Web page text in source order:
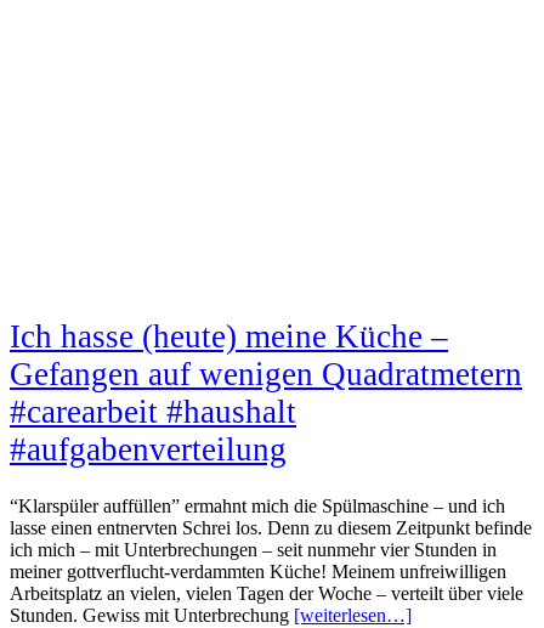
Ich hasse (heute) meine Küche –
Gefangen auf wenigen Quadratmetern
#carearbeit #haushalt
#aufgabenverteilung
“Klarspüler auffüllen” ermahnt mich die Spülmaschine – und ich
lasse einen entnervten Schrei los. Denn zu diesem Zeitpunkt befinde
ich mich – mit Unterbrechungen – seit nunmehr vier Stunden in
meiner gottverflucht-verdammten Küche! Meinem unfreiwilligen
Arbeitsplatz an vielen, vielen Tagen der Woche – verteilt über viele
Stunden. Gewiss mit Unterbrechung [weiterlesen…]